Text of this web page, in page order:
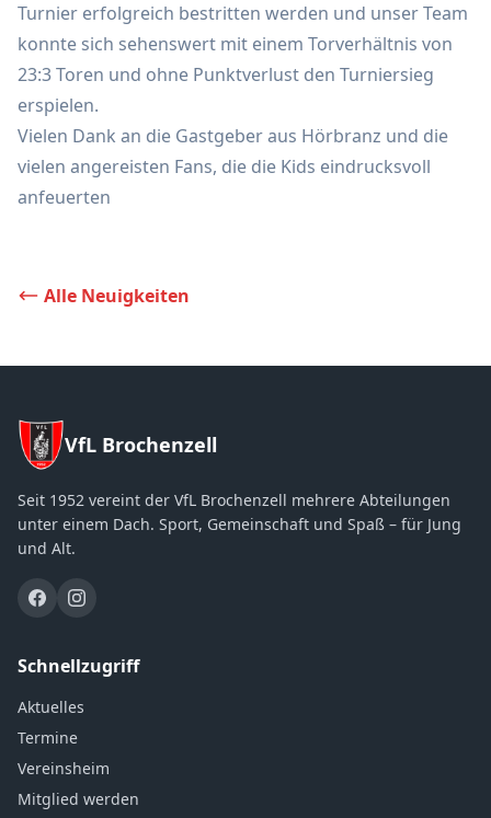
Turnier erfolgreich bestritten werden und unser Team
konnte sich sehenswert mit einem Torverhältnis von
23:3 Toren und ohne Punktverlust den Turniersieg
erspielen.
Vielen Dank an die Gastgeber aus Hörbranz und die
vielen angereisten Fans, die die Kids eindrucksvoll
anfeuerten
Alle Neuigkeiten
VfL Brochenzell
Seit 1952 vereint der VfL Brochenzell mehrere Abteilungen
unter einem Dach. Sport, Gemeinschaft und Spaß – für Jung
und Alt.
Schnellzugriff
Aktuelles
Termine
Vereinsheim
Mitglied werden